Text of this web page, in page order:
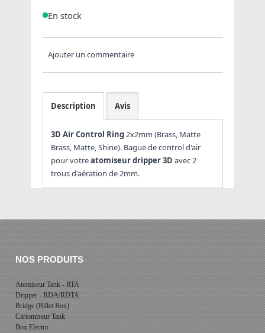
En stock
Ajouter un commentaire
Description Avis
3D Air Control Ring2x2mm (Brass, Matte
Brass, Matte, Shine). Bague de control d'air
pour votreatomiseur dripper 3D avec 2
trous d'aération de 2mm.
NOS PRODUITS
Atomiseur Tank - RTA
Dripper - RDA/RDTA
Bridge (Billet Box)
Cartomiseur Tank
Box Electro